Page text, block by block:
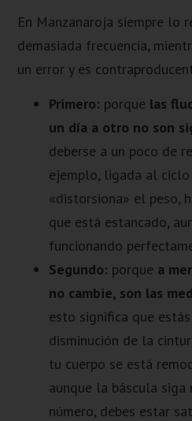
En Manzanaroja siempre lo
demasiada frecuencia,
un error y es
Primero: porque las
un día a otro no son
deberse a un poco de
ejemplo, ligada al
«distorsiona» el peso,
que está estancado,
funcionando
Segundo: porque a
no cambie, son las
esto significa que
disminución de la
tu cuerpo se está
aunque la báscula
número, debes estar